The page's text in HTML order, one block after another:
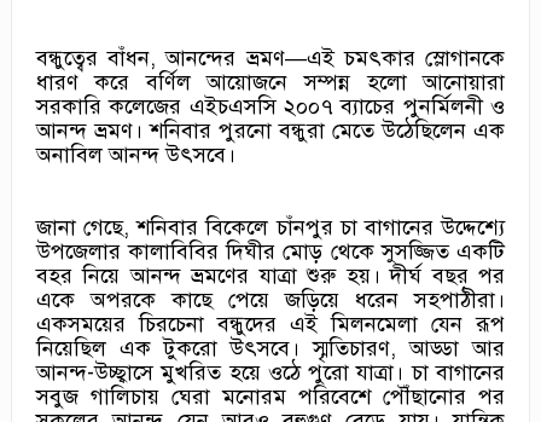
বন্ধুত্বের বাঁধন, আনন্দের ভ্রমণ—এই চমৎকার স্লোগানকে
ধারণ করে বর্ণিল আয়োজনে সম্পন্ন হলো আনোয়ারা
সরকারি কলেজের এইচএসসি ২০০৭ ব্যাচের পুনর্মিলনী ও
আনন্দ ভ্রমণ। শনিবার পুরনো বন্ধুরা মেতে উঠেছিলেন এক
অনাবিল আনন্দ উৎসবে।
‎জানা গেছে, শনিবার বিকেলে চাঁনপুর চা বাগানের উদ্দেশ্যে
উপজেলার কালাবিবির দিঘীর মোড় থেকে সুসজ্জিত একটি
বহর নিয়ে আনন্দ ভ্রমণের যাত্রা শুরু হয়। দীর্ঘ বছর পর
একে অপরকে কাছে পেয়ে জড়িয়ে ধরেন সহপাঠীরা।
একসময়ের চিরচেনা বন্ধুদের এই মিলনমেলা যেন রূপ
নিয়েছিল এক টুকরো উৎসবে। স্মৃতিচারণ, আড্ডা আর
আনন্দ-উচ্ছ্বাসে মুখরিত হয়ে ওঠে পুরো যাত্রা। চা বাগানের
সবুজ গালিচায় ঘেরা মনোরম পরিবেশে পৌঁছানোর পর